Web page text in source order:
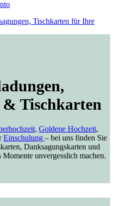
Tischkarten für Ihre
Tischkarten
, Goldene Hochzeit,
Einschulung – bei uns finden Sie
Danksagungskarten und
unvergesslich machen.